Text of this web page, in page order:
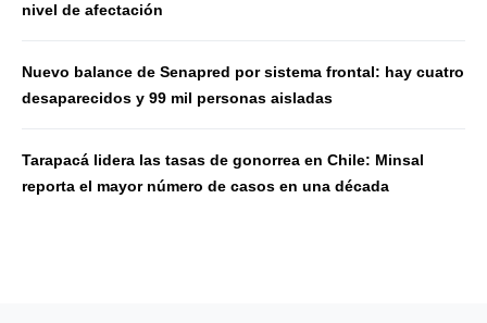
nivel de afectación
Nuevo balance de Senapred por sistema frontal: hay cuatro
desaparecidos y 99 mil personas aisladas
Tarapacá lidera las tasas de gonorrea en Chile: Minsal
reporta el mayor número de casos en una década